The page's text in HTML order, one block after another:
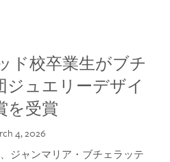
ド校卒業生がブチ
ジュエリーデザイ
を受賞
4, 2026
ジャンマリア・ブチェラッテ